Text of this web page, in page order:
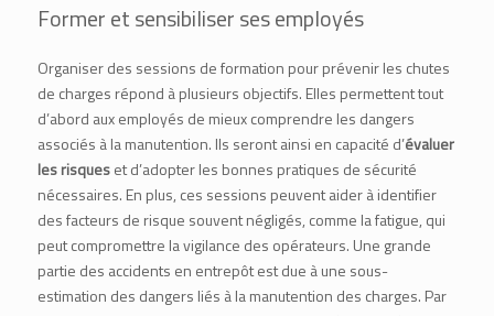
Former et sensibiliser ses employés
Organiser des sessions de formation pour prévenir les chutes
de charges répond à plusieurs objectifs. Elles permettent tout
d’abord aux employés de mieux comprendre les dangers
associés à la manutention. Ils seront ainsi en capacité d’évaluer
les risques et d’adopter les bonnes pratiques de sécurité
nécessaires. En plus, ces sessions peuvent aider à identifier
des facteurs de risque souvent négligés, comme la fatigue, qui
peut compromettre la vigilance des opérateurs. Une grande
partie des accidents en entrepôt est due à une sous-
estimation des dangers liés à la manutention des charges. Par